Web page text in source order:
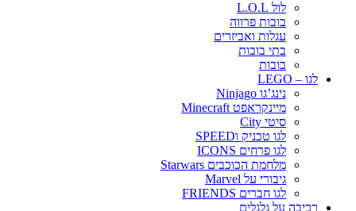
לול L.O.L
בובות פרווה
עגלות ואביזרים
בתי בובות
בובות
לגו – LEGO
נינג’גו Ninjago
מיינקראפט Minecraft
סיטי City
לגו טכניק וSPEED
לגו פרחים ICONS
מלחמת הכוכבים Starwars
גיבורי על Marvel
לגו חברים FRIENDS
רכיבה על גלגלים